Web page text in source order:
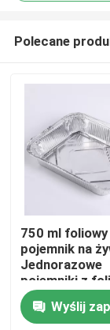
Dom
Polecane
750 ml foliowy
pojemnik na
Jednorazowe
pojemniki z
aluminiowej na
Wyślij